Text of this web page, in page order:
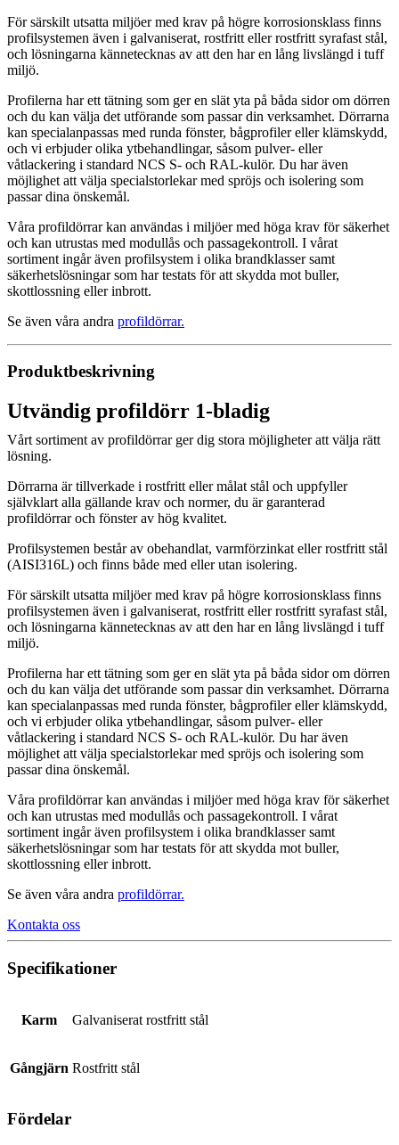
För särskilt utsatta miljöer med krav på högre korrosionsklass finns
profilsystemen även i galvaniserat, rostfritt eller rostfritt syrafast stål,
och lösningarna kännetecknas av att den har en lång livslängd i tuff
miljö.
Profilerna har ett tätning som ger en slät yta på båda sidor om dörren
och du kan välja det utförande som passar din verksamhet. Dörrarna
kan specialanpassas med runda fönster, bågprofiler eller klämskydd,
och vi erbjuder olika ytbehandlingar, såsom pulver- eller
våtlackering i standard NCS S- och RAL-kulör. Du har även
möjlighet att välja specialstorlekar med spröjs och isolering som
passar dina önskemål.
Våra profildörrar kan användas i miljöer med höga krav för säkerhet
och kan utrustas med modullås och passagekontroll. I vårat
sortiment ingår även profilsystem i olika brandklasser samt
säkerhetslösningar som har testats för att skydda mot buller,
skottlossning eller inbrott.
Se även våra andra profildörrar.
Produktbeskrivning
Utvändig profildörr 1-bladig
Vårt sortiment av profildörrar ger dig stora möjligheter att välja rätt
lösning.
Dörrarna är tillverkade i rostfritt eller målat stål och uppfyller
självklart alla gällande krav och normer, du är garanterad
profildörrar och fönster av hög kvalitet.
Profilsystemen består av obehandlat, varmförzinkat eller rostfritt stål
(AISI316L) och finns både med eller utan isolering.
För särskilt utsatta miljöer med krav på högre korrosionsklass finns
profilsystemen även i galvaniserat, rostfritt eller rostfritt syrafast stål,
och lösningarna kännetecknas av att den har en lång livslängd i tuff
miljö.
Profilerna har ett tätning som ger en slät yta på båda sidor om dörren
och du kan välja det utförande som passar din verksamhet. Dörrarna
kan specialanpassas med runda fönster, bågprofiler eller klämskydd,
och vi erbjuder olika ytbehandlingar, såsom pulver- eller
våtlackering i standard NCS S- och RAL-kulör. Du har även
möjlighet att välja specialstorlekar med spröjs och isolering som
passar dina önskemål.
Våra profildörrar kan användas i miljöer med höga krav för säkerhet
och kan utrustas med modullås och passagekontroll. I vårat
sortiment ingår även profilsystem i olika brandklasser samt
säkerhetslösningar som har testats för att skydda mot buller,
skottlossning eller inbrott.
Se även våra andra profildörrar.
Kontakta oss
Specifikationer
Karm Galvaniserat rostfritt stål
Gångjärn Rostfritt stål
Fördelar